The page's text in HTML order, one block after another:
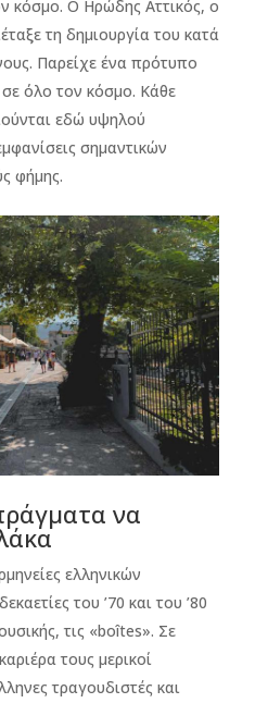
κόσμο. Ο Ηρώδης Αττικός, ο
τη δημιουργία του κατά
Παρείχε ένα πρότυπο
όλο τον κόσμο. Κάθε
εδώ υψηλού
σημαντικών
φήμης.
να
ελληνικών
του ’70 και του ’80
τις «boîtes». Σε
τους μερικοί
τραγουδιστές και